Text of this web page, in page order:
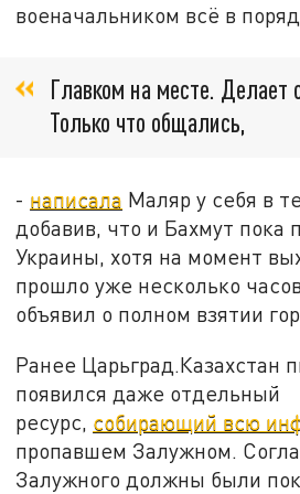
военачальником всё в
Главком на месте. Делает
Только что общались,
- написала Маляр у себя в
добавив, что и Бахмут пока
Украины, хотя на момент
прошло уже несколько
объявил о полном взятии
Ранее Царьград.Казахстан
появился даже отдельный
ресурс, собирающий всю
пропавшем Залужном.
Залужного должны были